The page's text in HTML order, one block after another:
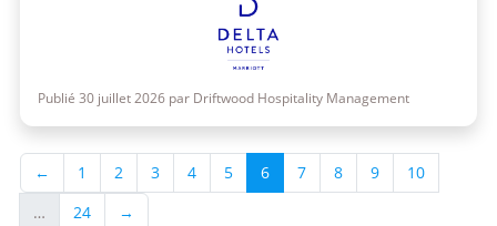
Publié 30 juillet 2026 par Driftwood Hospitality Management
← 1 2 3 4 5 6 7 8 9
10
…
24 →